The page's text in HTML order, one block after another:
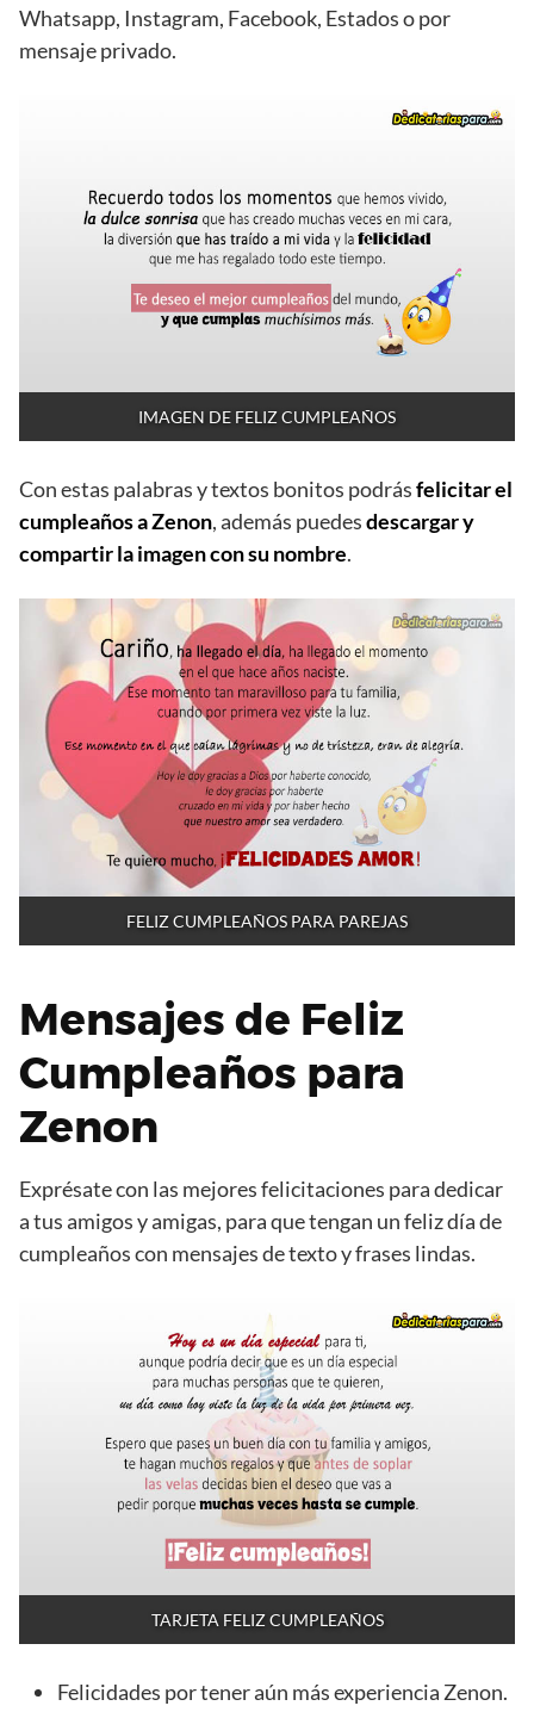
Whatsapp, Instagram, Facebook, Estados o por
mensaje privado.
IMAGEN DE FELIZ CUMPLEAÑOS
Con estas palabras y textos bonitos podrásfelicitar el
cumpleaños a Zenon, además puedesdescargar y
compartir la imagen con su nombre.
FELIZ CUMPLEAÑOS PARA PAREJAS
Mensajes de Feliz
Cumpleaños para
Zenon
Exprésate con las mejores felicitaciones para dedicar
a tus amigos y amigas, para que tengan un feliz día de
cumpleaños con mensajes de texto y frases lindas.
TARJETA FELIZ CUMPLEAÑOS
Felicidades por tener aún más experiencia Zenon.